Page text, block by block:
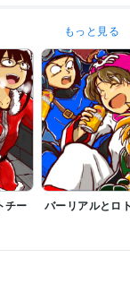
もっと見る
チー
バーリアルとロ